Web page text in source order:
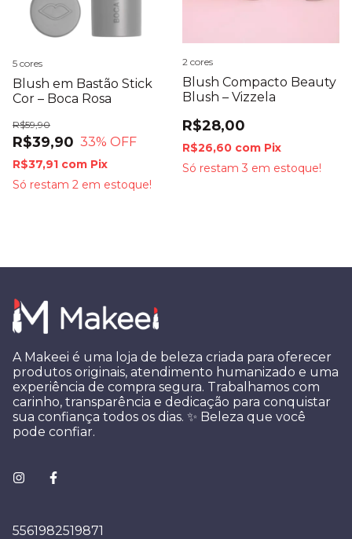
Blush em Bastão Stick
Cor – Boca Rosa
R$39,90
R$59,90
33% OFF
R$37,91 com Pix
Só restam 2 em estoque!
5 cores
Blush Compacto Beauty
Blush – Vizzela
R$28,00
R$26,60 com Pix
Só restam 3 em estoque!
2 cores
A Makeei é uma loja de beleza criada para oferecer
produtos originais, atendimento humanizado e uma
experiência de compra segura. Trabalhamos com
carinho, transparência e dedicação para conquistar
sua confiança todos os dias. ✨ Beleza que você
pode confiar.
5561982519871